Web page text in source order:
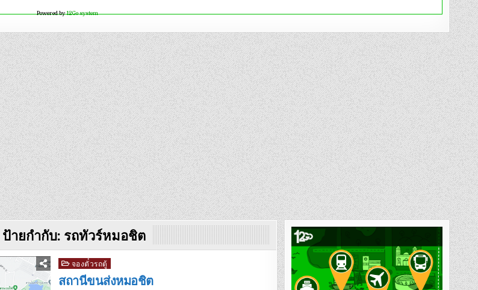
Powered by12Go system
ป้ายกำกับ: รถทัวร์หมอชิต
Posted
in
จองตั๋วรถตู้
สถานีขนส่งหมอชิต